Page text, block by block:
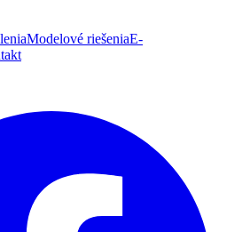
Modelové riešeniaE-